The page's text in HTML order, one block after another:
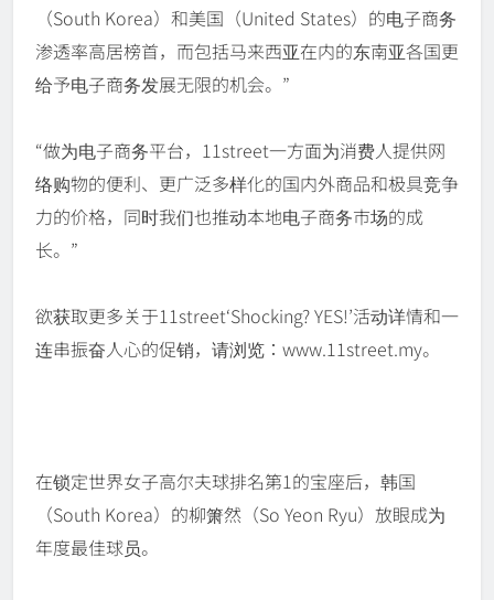
（South Korea）和美国（United States）的电子商务
渗透率高居榜首，而包括马来西亚在内的东南亚各国更
给予电子商务发展无限的机会。”
“做为电子商务平台，11street一方面为消费人提供网
络购物的便利、更广泛多样化的国内外商品和极具竞争
力的价格，同时我们也推动本地电子商务市场的成
长。”
欲获取更多关于11street‘Shocking? YES!’活动详情和一
连串振奋人心的促销，请浏览：www.11street.my。
在锁定世界女子高尔夫球排名第1的宝座后，韩国
（South Korea）的柳箫然（So Yeon Ryu）放眼成为
年度最佳球员。